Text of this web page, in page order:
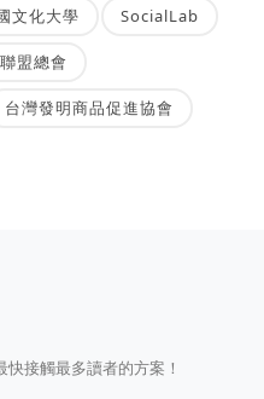
文化大學 SocialLab
盟總會
台灣發明商品促進協會
接觸最多讀者的方案！